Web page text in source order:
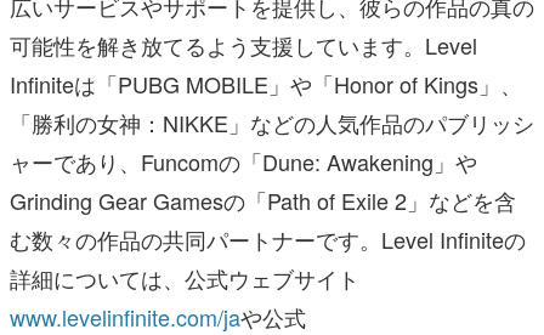
可能性を解き放てるよう支援しています。Level
Infiniteは「PUBG MOBILE」や「Honor of Kings」、
「勝利の女神：NIKKE」などの人気作品のパブリッシ
ャーであり、Funcomの「Dune: Awakening」や
Grinding Gear Gamesの「Path of Exile 2」などを含
む数々の作品の共同パートナーです。Level Infiniteの
詳細については、公式ウェブサイト
www.levelinfinite.com/jaや公式